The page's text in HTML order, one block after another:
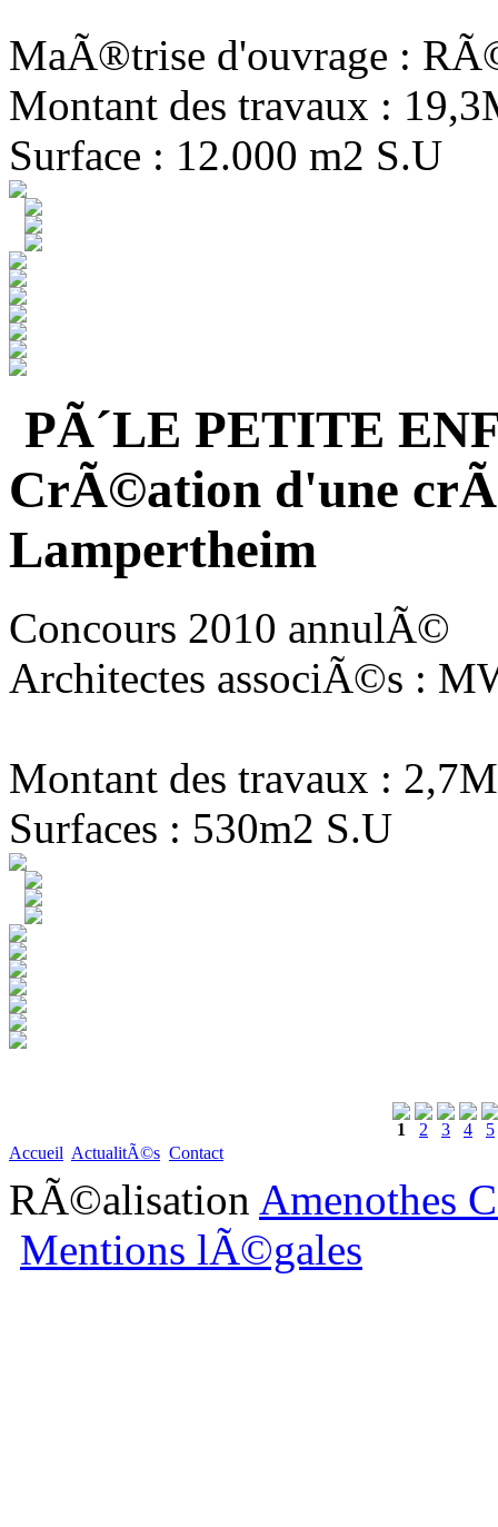
MaÃ®trise d'ouvrage :
Montant des travaux :
Surface : 12.000 m2 S.U
PÃ´LE PETITE
CrÃ©ation d'une
Lampertheim
Concours 2010 annulÃ©
Architectes associÃ©s :
Montant des travaux :
Surfaces : 530m2 S.U
1 2 3 4
5
Accueil ActualitÃ©s Contact
RÃ©alisation Amenothes
Mentions lÃ©gales